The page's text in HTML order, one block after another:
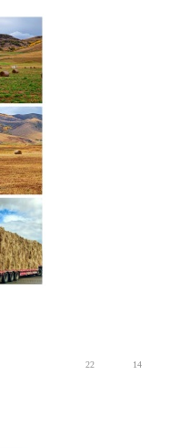
22 14